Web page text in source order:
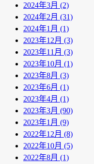
2024年3月 (2)
2024年2月 (31)
2024年1月 (1)
2023年12月 (3)
2023年11月 (3)
2023年10月 (1)
2023年8月 (3)
2023年6月 (1)
2023年4月 (1)
2023年3月 (90)
2023年1月 (9)
2022年12月 (8)
2022年10月 (5)
2022年8月 (1)